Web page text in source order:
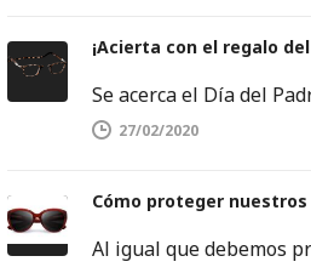
27/02/2020
Cómo proteger